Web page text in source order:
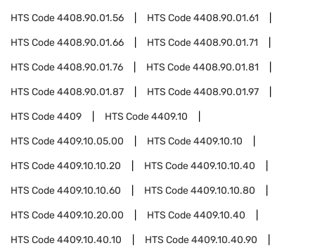
HTS Code4408.90.01.56 HTS Code4408.90.01.61
HTS Code4408.90.01.66 HTS Code4408.90.01.71
HTS Code4408.90.01.76 HTS Code4408.90.01.81
HTS Code4408.90.01.87 HTS Code4408.90.01.97
HTS Code4409 HTS Code4409.10
HTS Code4409.10.05.00 HTS Code4409.10.10
HTS Code4409.10.10.20 HTS Code4409.10.10.40
HTS Code4409.10.10.60 HTS Code4409.10.10.80
HTS Code4409.10.20.00 HTS Code4409.10.40
HTS Code4409.10.40.10 HTS Code4409.10.40.90